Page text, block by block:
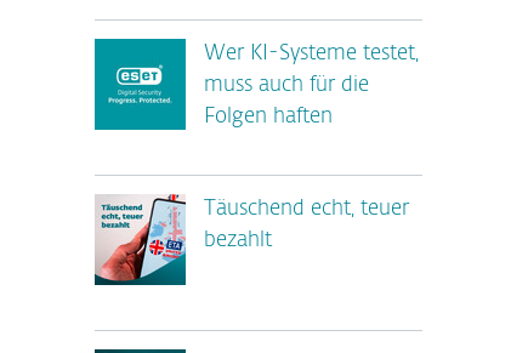
Wer KI-Systeme testet,
muss auch für die
Folgen haften
Täuschend echt, teuer
bezahlt